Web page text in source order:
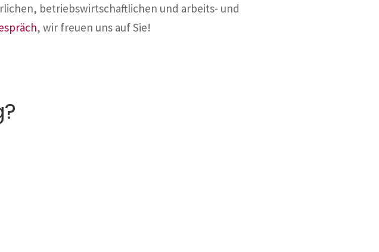
betriebswirtschaftlichen und arbeits- und
, wir freuen uns auf Sie!